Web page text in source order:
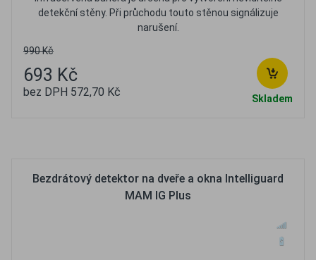
detekční stěny. Při průchodu touto stěnou signálizuje
narušení.
990 Kč
693 Kč
bez DPH 572,70 Kč Skladem
Bezdrátový detektor na dveře a okna Intelliguard
MAM IG Plus